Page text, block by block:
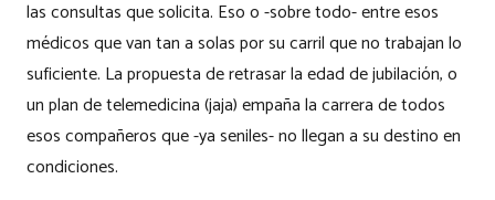
las consultas que solicita. Eso o -sobre todo- entre esos
médicos que van tan a solas por su carril que no trabajan lo
suficiente. La propuesta de retrasar la edad de jubilación, o
un plan de telemedicina (jaja) empaña la carrera de todos
esos compañeros que -ya seniles- no llegan a su destino en
condiciones.